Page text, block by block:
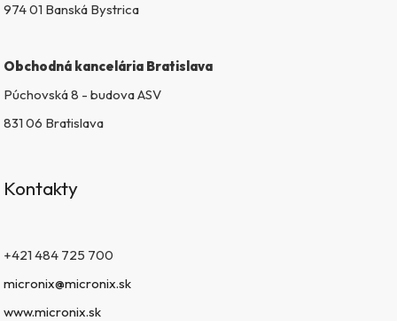
974 01 Banská Bystrica
Obchodná kancelária Bratislava
Púchovská 8 - budova ASV
831 06 Bratislava
Kontakty
+421 484 725 700
micronix@micronix.sk
www.micronix.sk